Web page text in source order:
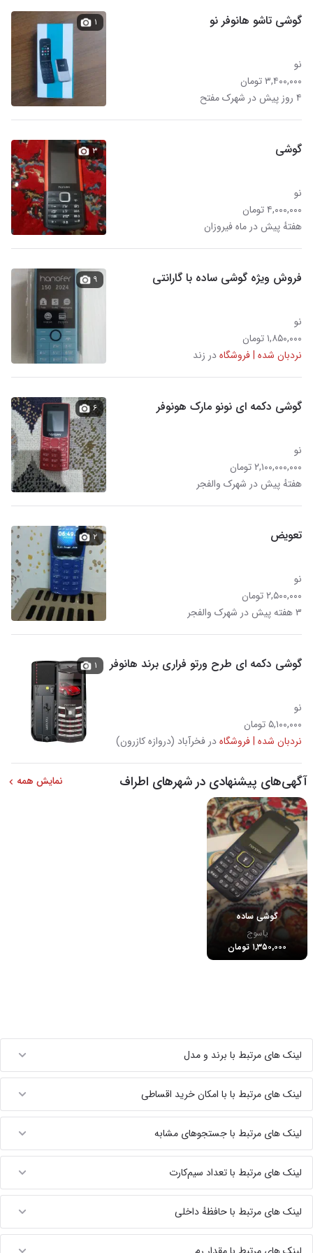
گوشی تاشو هانوفر نو
نو
۳,۴۰۰,۰۰۰ تومان
۴ روز پیش در شهرک مفتح
۱
گوشی
نو
۴,۰۰۰,۰۰۰ تومان
هفتهٔ پیش در ماه فیروزان
۳
فروش ویژه گوشی ساده با گارانتی
نو
۱,۸۵۰,۰۰۰ تومان
نردبان شده | فروشگاهدر زند
۹
گوشی دکمه ای نونو مارک هونوفر
نو
۲,۱۰۰,۰۰۰,۰۰۰ تومان
هفتهٔ پیش در شهرک والفجر
۶
تعویض
نو
۲,۵۰۰,۰۰۰ تومان
۳ هفته پیش در شهرک والفجر
۲
گوشی دکمه ای طرح ورتو فراری برند هانوفر
نو
۵,۱۰۰,۰۰۰ تومان
نردبان شده | فروشگاهدر فخرآباد (دروازه کازرون)
۱
آگهی‌های پیشنهادی در شهرهای اطراف نمایش همه
گوشی ساده
یاسوج
۱,۳۵۰,۰۰۰ تومان
لینک های مرتبط با برند و مدل
لینک های مرتبط با با امکان خرید اقساطی
لینک های مرتبط با جستجوهای مشابه
لینک های مرتبط با تعداد سیم‌کارت
لینک های مرتبط با حافظهٔ داخلی